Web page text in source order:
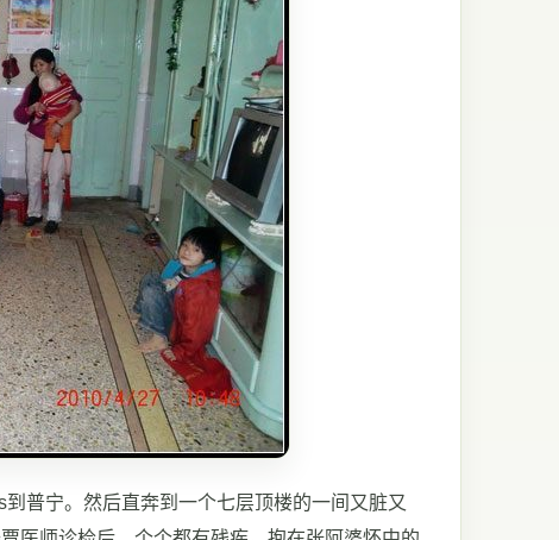
普宁。然后直奔到一个七层顶楼的一间又脏又